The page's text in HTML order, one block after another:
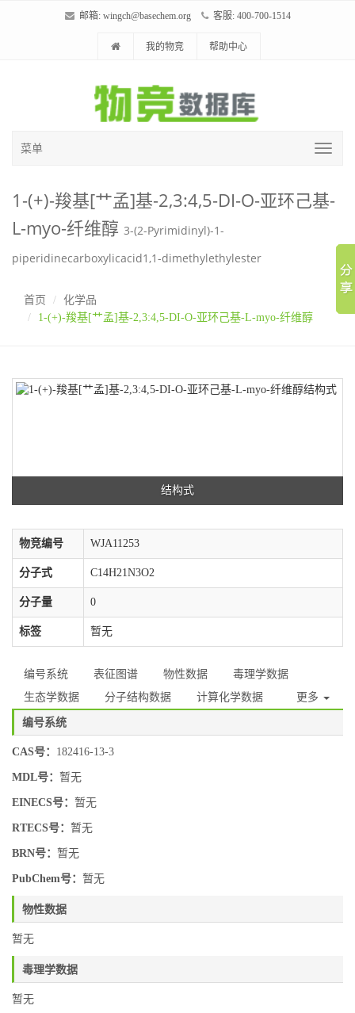
邮箱: wingch@basechem.org 客服: 400-700-1514
我的物竞 帮助中心
菜单
1-(+)-羧基[艹孟]基-2,3:4,5-DI-O-亚环己基-
L-myo-纤维醇 3-(2-Pyrimidinyl)-1-
piperidinecarboxylicacid1,1-dimethylethylester
首页
化学品
1-(+)-羧基[艹孟]基-2,3:4,5-DI-O-亚环己基-L-myo-纤维醇
结构式
物竞编号 WJA11253
分子式 C14H21N3O2
分子量 0
标签 暂无
编号系统 表征图谱 物性数据
毒理学数据
生态学数据
分子结构数据 计算化学数据 更多
编号系统
CAS号： 182416-13-3
MDL号： 暂无
EINECS号： 暂无
RTECS号： 暂无
BRN号： 暂无
PubChem号： 暂无
物性数据
暂无
毒理学数据
暂无